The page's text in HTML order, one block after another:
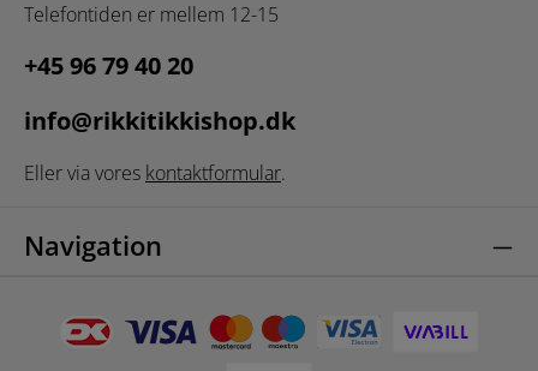
Telefontiden er mellem 12-15
+45 96 79 40 20
info@rikkitikkishop.dk
Eller via vores kontaktformular.
Navigation